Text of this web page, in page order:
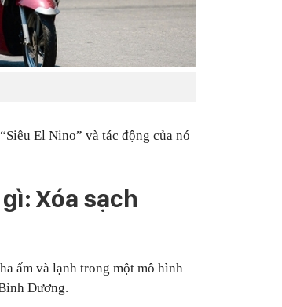
El Nino” và tác động của nó
Xóa sạch
ấm và lạnh trong một mô hình
Dương.